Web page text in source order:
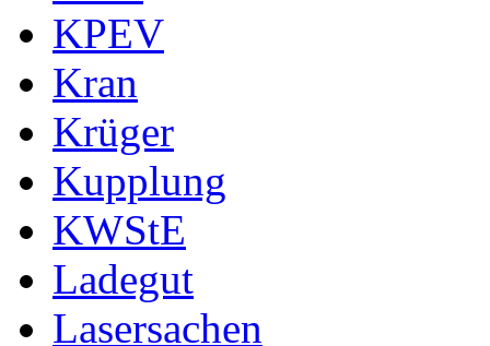
KPEV
Kran
Krüger
Kupplung
KWStE
Ladegut
Lasersachen